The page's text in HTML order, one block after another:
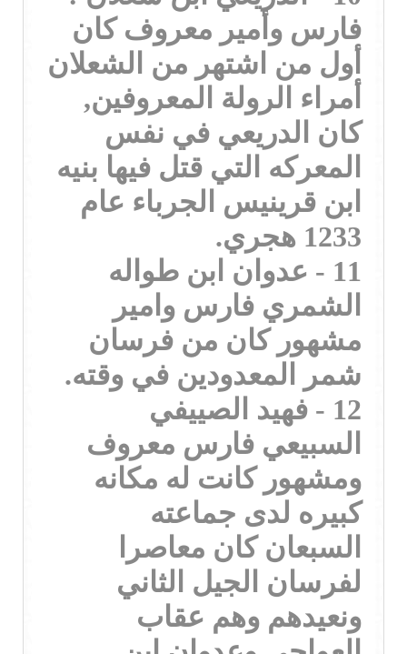
فارس وأمير معروف كان
أول من اشتهر من الشعلان
أمراء الرولة المعروفين,
كان الدريعي في نفس
المعركه التي قتل فيها بنيه
ابن قرينيس الجرباء عام
1233 هجري.
11 - عدوان ابن طواله
الشمري فارس وامير
مشهور كان من فرسان
شمر المعدودين في وقته.
12 - فهيد الصييفي
السبيعي فارس معروف
ومشهور كانت له مكانه
كبيره لدى جماعته
السبعان كان معاصرا
لفرسان الجيل الثاني
ونعيدهم وهم عقاب